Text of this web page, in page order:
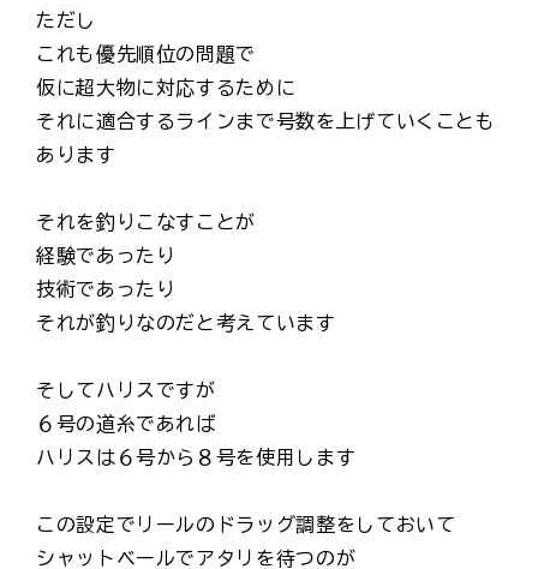
ただし
これも優先順位の問題で
仮に超大物に対応するために
それに適合するラインまで号数を上げていくことも
あります
それを釣りこなすことが
経験であったり
技術であったり
それが釣りなのだと考えています
そしてハリスですが
６号の道糸であれば
ハリスは６号から８号を使用します
この設定でリールのドラッグ調整をしておいて
シャットベールでアタリを待つのが